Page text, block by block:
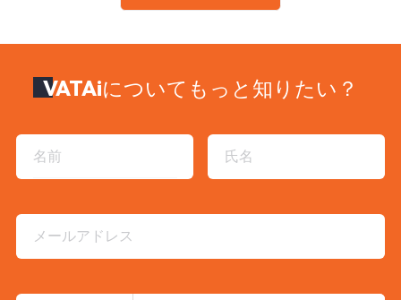
VATAiについてもっと知りたい？